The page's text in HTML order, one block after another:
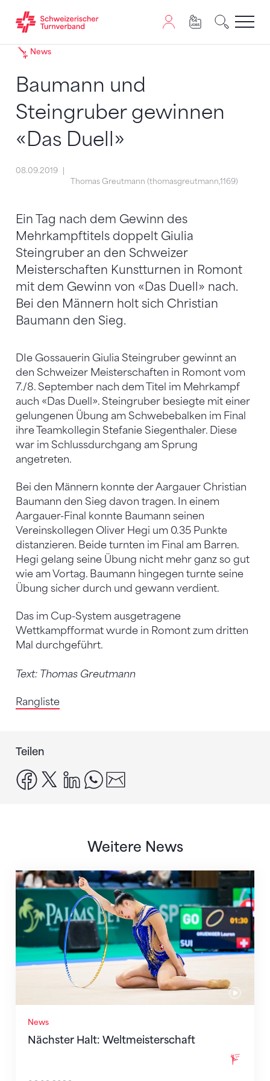
Zum Inhalt springen
Zur Sitemap navigieren
Zum Navigieren dieser Seite wird JavaScript benötigt.
News
Baumann und
Steingruber gewinnen
«Das Duell»
08.09.2019
Thomas Greutmann (thomasgreutmann,1169)
Ein Tag nach dem Gewinn des
Mehrkampftitels doppelt Giulia
Steingruber an den Schweizer
Meisterschaften Kunstturnen in Romont
mit dem Gewinn von «Das Duell» nach.
Bei den Männern holt sich Christian
Baumann den Sieg.
DIe Gossauerin Giulia Steingruber gewinnt an
den Schweizer Meisterschaften in Romont vom
7./8. September nach dem Titel im Mehrkampf
auch «Das Duell». Steingruber besiegte mit einer
gelungenen Übung am Schwebebalken im Final
ihre Teamkollegin Stefanie Siegenthaler. Diese
war im Schlussdurchgang am Sprung
angetreten.
Bei den Männern konnte der Aargauer Christian
Baumann den Sieg davon tragen. In einem
Aargauer-Final konnte Baumann seinen
Vereinskollegen Oliver Hegi um 0.35 Punkte
distanzieren. Beide turnten im Final am Barren.
Hegi gelang seine Übung nicht mehr ganz so gut
wie am Vortag. Baumann hingegen turnte seine
Übung sicher durch und gewann verdient.
Das im Cup-System ausgetragene
Wettkampfformat wurde in Romont zum dritten
Mal durchgeführt.
Text: Thomas Greutmann
Rangliste
Teilen
facebook
x linkedinwhatsapp
Weitere News
News
Nächster Halt: Weltmeisterschaft
Nächster Halt: Weltmeisterschaft